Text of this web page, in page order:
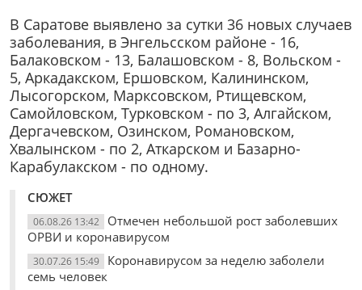
В Саратове выявлено за сутки 36 новых случаев
заболевания, в Энгельсском районе - 16,
Балаковском - 13, Балашовском - 8, Вольском -
5, Аркадакском, Ершовском, Калининском,
Лысогорском, Марксовском, Ртищевском,
Самойловском, Турковском - по 3, Алгайском,
Дергачевском, Озинском, Романовском,
Хвалынском - по 2, Аткарском и Базарно-
Карабулакском - по одному.
СЮЖЕТ
06.08.26 13:42
Отмечен небольшой рост заболевших
ОРВИ и коронавирусом
30.07.26 15:49
Коронавирусом за неделю заболели
семь человек